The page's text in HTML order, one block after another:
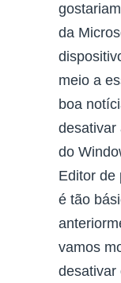
da
meio a
boa
desativar
do
Editor de
é tão
vamos
desativar